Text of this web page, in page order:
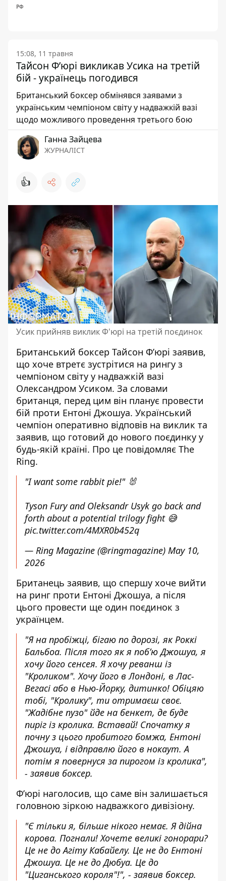
РФ
15:08, 11 травня
Тайсон Ф’юрі викликав Усика на третій
бій - українець погодився
Британський боксер обмінявся заявами з
українським чемпіоном світу у надважкій вазі
щодо можливого проведення третього бою
Ганна Зайцева
ЖУРНАЛІСТ
👍
Усик прийняв виклик Ф'юрі на третій поєдинок
Британський боксер Тайсон Ф’юрі заявив,
що хоче втретє зустрітися на рингу з
чемпіоном світу у надважкій вазі
Олександром Усиком. За словами
британця, перед цим він планує провести
бій проти Ентоні Джошуа. Український
чемпіон оперативно відповів на виклик та
заявив, що готовий до нового поєдинку у
будь-якій країні. Про це повідомляє The
Ring.
"I want some rabbit pie!" 🐰
Tyson Fury and Oleksandr Usyk go back and
forth about a potential trilogy fight 😅
pic.twitter.com/4MXR0b452q
— Ring Magazine (@ringmagazine) May 10,
2026
Британець заявив, що спершу хоче вийти
на ринг проти Ентоні Джошуа, а після
цього провести ще один поєдинок з
українцем.
"Я на пробіжці, бігаю по дорозі, як Роккі
Бальбоа. Після того як я поб’ю Джошуа, я
хочу його сенсея. Я хочу реванш із
"Кроликом". Хочу його в Лондоні, в Лас-
Вегасі або в Нью-Йорку, дитинко! Обіцяю
тобі, "Кролику", ти отримаєш своє.
"Жадібне пузо" йде на бенкет, де буде
пиріг із кролика. Вставай! Спочатку я
почну з цього пробитого бомжа, Ентоні
Джошуа, і відправлю його в нокаут. А
потім я повернуся за пирогом із кролика",
- заявив боксер.
Ф’юрі наголосив, що саме він залишається
головною зіркою надважкого дивізіону.
"Є тільки я, більше нікого немає. Я дійна
корова. Погнали! Хочете великі гонорари?
Це не до Агіту Кабайелу. Це не до Ентоні
Джошуа. Це не до Дюбуа. Це до
"Циганського короля"!", - заявив боксер.